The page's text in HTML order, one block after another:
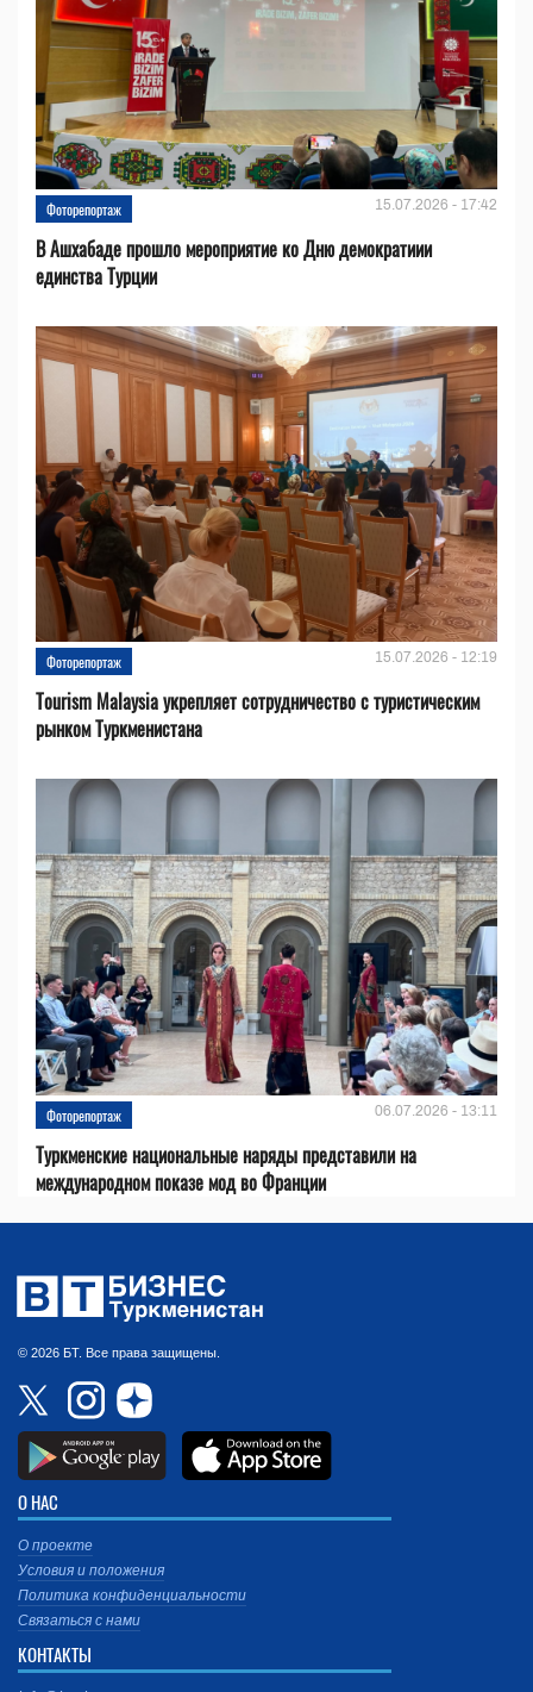
Фоторепортаж 15.07.2026 - 17:42
В Ашхабаде прошло мероприятие ко Дню демократиии
единства Турции
Фоторепортаж 15.07.2026 - 12:19
Tourism Malaysia укрепляет сотрудничество с туристическим
рынком Туркменистана
Фоторепортаж 06.07.2026 - 13:11
Туркменские национальные наряды представили на
международном показе мод во Франции
© 2026 БТ. Все права защищены.
О НАС
О проекте
Условия и положения
Политика конфиденциальности
Связаться с нами
КОНТАКТЫ